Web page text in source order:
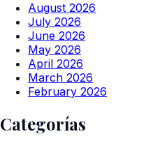
August 2026
July 2026
June 2026
May 2026
April 2026
March 2026
February 2026
Categorías